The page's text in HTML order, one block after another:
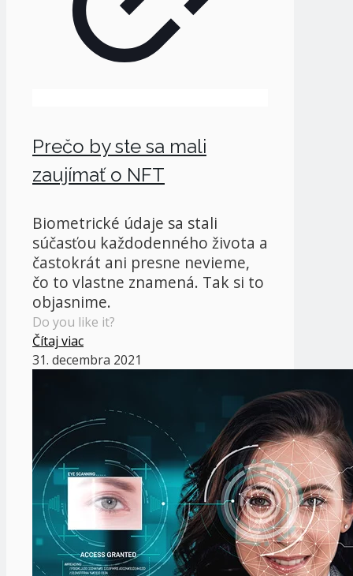
Prečo by ste sa mali
zaujímať o NFT
Biometrické údaje sa stali
súčasťou každodenného života a
častokrát ani presne nevieme,
čo to vlastne znamená. Tak si to
objasnime.
Do you like it?
Čítaj viac
31. decembra 2021